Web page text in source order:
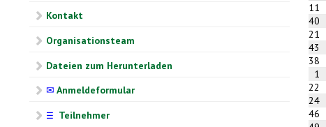
Kontakt
Organisationsteam
Dateien zum Herunterladen
✉ Anmeldeformular
☰ Teilnehmer
11
40
21
43
38
1
22
24
46